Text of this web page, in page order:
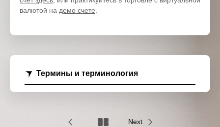
валютой на демо счете
Термины и терминология
Next